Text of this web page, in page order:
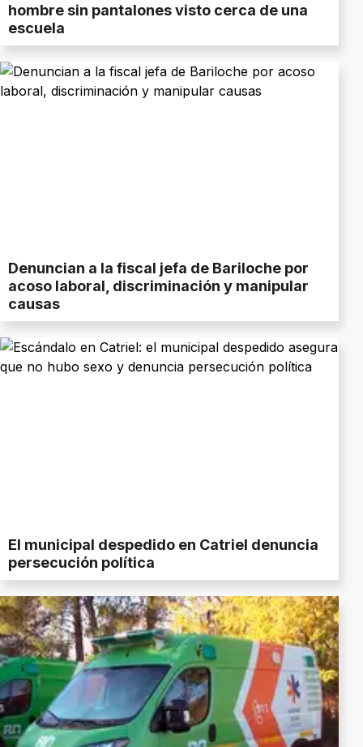
hombre sin pantalones visto cerca de una
escuela
Denuncian a la fiscal jefa de Bariloche por
acoso laboral, discriminación y manipular
causas
El municipal despedido en Catriel denuncia
persecución política